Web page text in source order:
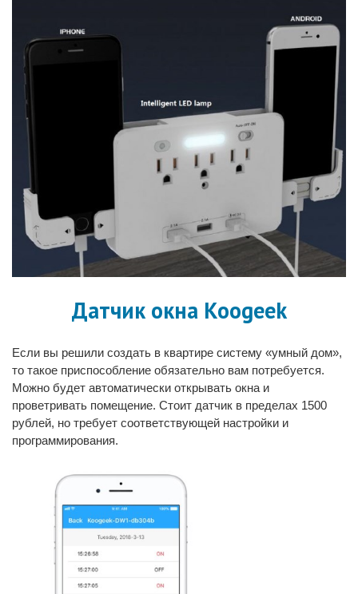
Датчик окна Koogeek
Если вы решили создать в квартире систему «умный дом»,
то такое приспособление обязательно вам потребуется.
Можно будет автоматически открывать окна и
проветривать помещение. Стоит датчик в пределах 1500
рублей, но требует соответствующей настройки и
программирования.